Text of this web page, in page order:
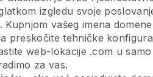
izgledu svoje
Kupnjom vašeg imena domene
preskočite tehničke
web-lokacije .com u samo
za vas.